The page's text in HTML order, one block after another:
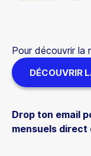
Drop ton email
mensuels direct
Pour découvrir la
DÉCOUVRIR